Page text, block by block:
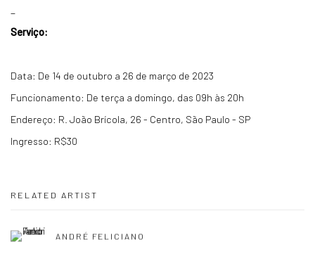
Serviço:
Data: De 14 de outubro a 26 de março de 2023
Funcionamento: De terça a domingo, das 09h às 20h
Endereço: R. João Brícola, 26 - Centro, São Paulo - SP
Ingresso: R$30
RELATED ARTIST
ANDRÉ FELICIANO